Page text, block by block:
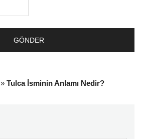
»Tulca İsminin Anlamı Nedir?